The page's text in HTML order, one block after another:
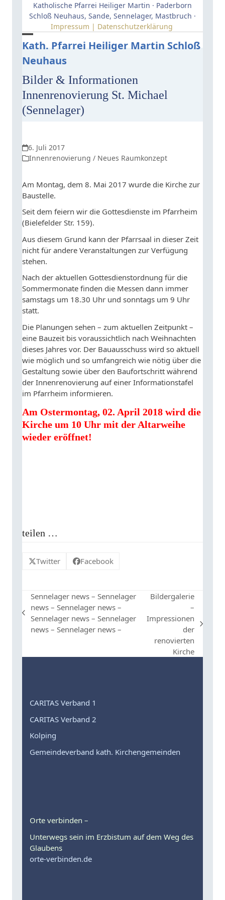
Katholische Pfarrei Heiliger Martin · Paderborn
Schloß Neuhaus, Sande, Sennelager, Mastbruch ·
Impressum | Datenschutzerklärung
Kath. Pfarrei Heiliger Martin Schloß
Neuhaus
Open
mobile
menu
Close
mobile
menu
Bilder & Informationen
Innenrenovierung St. Michael
(Sennelager)
6. Juli 2017
Innenrenovierung / Neues Raumkonzept
Am Montag, dem 8. Mai 2017 wurde die Kirche zur
Baustelle.
Seit dem feiern wir die Gottesdienste im Pfarrheim
(Bielefelder Str. 159).
Aus diesem Grund kann der Pfarrsaal in dieser Zeit
nicht für andere Veranstaltungen zur Verfügung
stehen.
Nach der aktuellen Gottesdienstordnung für die
Sommermonate finden die Messen dann immer
samstags um 18.30 Uhr und sonntags um 9 Uhr
statt.
Die Planungen sehen – zum aktuellen Zeitpunkt –
eine Bauzeit bis voraussichtlich nach Weihnachten
dieses Jahres vor. Der Bauausschuss wird so aktuell
wie möglich und so umfangreich wie nötig über die
Gestaltung sowie über den Baufortschritt während
der Innenrenovierung auf einer Informationstafel
im Pfarrheim informieren.
Am Ostermontag, 02. April 2018 wird die
Kirche um 10 Uhr mit der Altarweihe
wieder eröffnet!
teilen …
Twitter Facebook
vorheriger
Beitrag:
Sennelager news – Sennelager
news – Sennelager news –
Sennelager news – Sennelager
news – Sennelager news –
Beitrag:
Bildergalerie
–
Impressionen
der
renovierten
Kirche
CARITAS Verband 1
CARITAS Verband 2
Kolping
Gemeindeverband kath. Kirchengemeinden
Orte verbinden –
Unterwegs sein im Erzbistum auf dem Weg des
Glaubens
orte-verbinden.de